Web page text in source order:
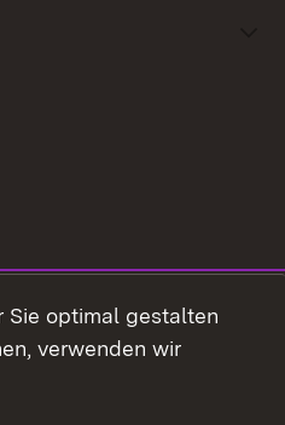
Sie optimal gestalten
verwenden wir